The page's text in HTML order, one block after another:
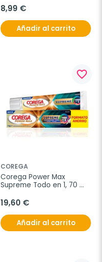
8,99 €
Añadir al carrito
favorite_border
COREGA
Corega Power Max
Supreme Todo en 1, 70
19,60 €
Añadir al carrito